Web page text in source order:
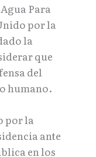
Para
por la
la
que
del
humano.
por la
ante
en los